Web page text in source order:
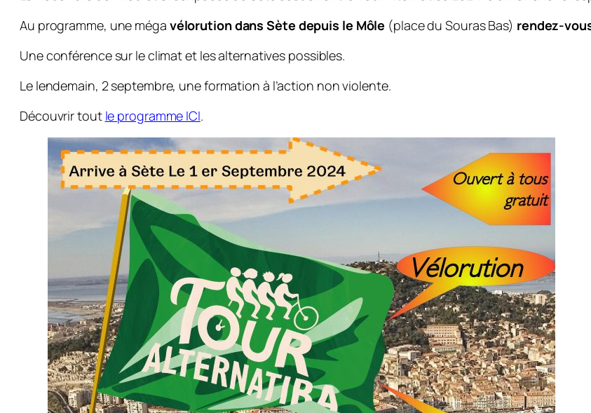
Au programme, une méga vélorution dans Sète depuis le Môle (place du Souras Bas) rendez-
Une conférence sur le climat et les alternatives possibles.
Le lendemain, 2 septembre, une formation à l’action non violente.
Découvrir tout le programme ICI.